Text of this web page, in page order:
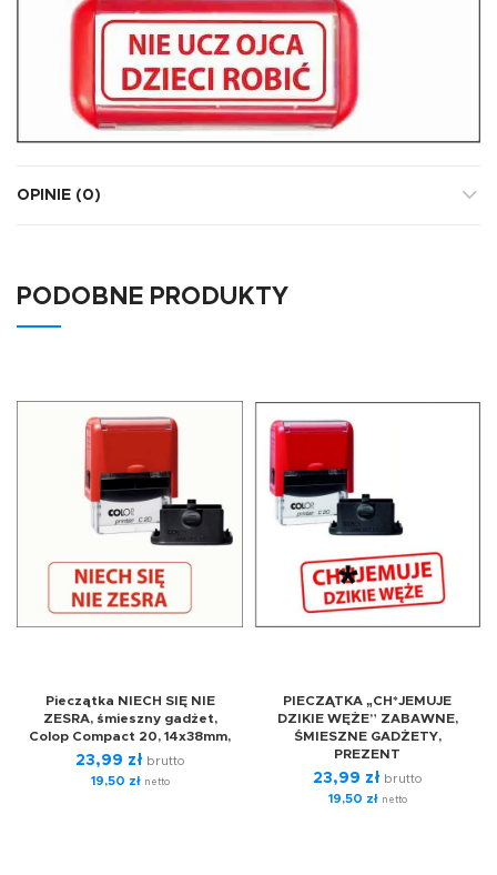
OPINIE (0)
PODOBNE PRODUKTY
Pieczątka NIECH SIĘ NIE
ZESRA, śmieszny gadżet,
Colop Compact 20, 14x38mm,
23,99 zł brutto
19,50 złnetto
PIECZĄTKA „CH*JEMUJE
DZIKIE WĘŻE” ZABAWNE,
ŚMIESZNE GADŻETY,
PREZENT
23,99 zł brutto
19,50 złnetto